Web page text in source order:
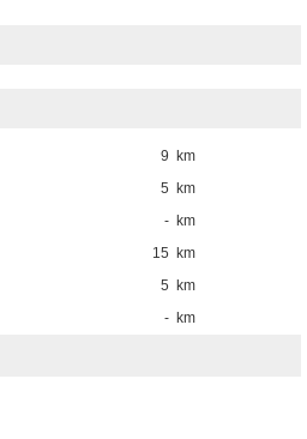
9 km
5 km
- km
15 km
5 km
- km